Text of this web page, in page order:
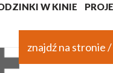
W KINIE